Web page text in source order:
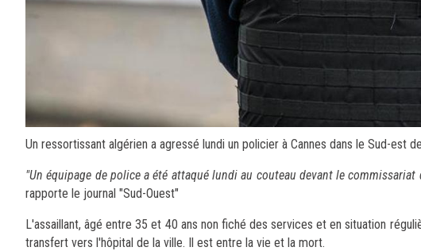
Un ressortissant algérien a agressé lundi un policier à Cannes dans le Sud-est
"Un équipage de police a été attaqué lundi au couteau devant le
rapporte le journal "Sud-Ouest"
L'assaillant, âgé entre 35 et 40 ans non fiché des services et en situation
transfert vers l'hôpital de la ville. Il est entre la vie et la mort.